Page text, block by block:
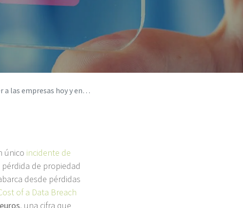
hoy y en el futuro cuántico?
único incidente de
de propiedad
desde pérdidas
of a Data Breach
, una cifra que